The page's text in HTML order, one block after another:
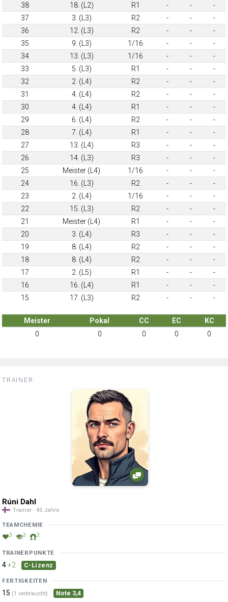
38
18. (L2) R1 - -
-
37
3. (L3) R2 - -
-
36
12. (L3) R2 - -
-
35
9. (L3) 1/16 - -
-
34
13. (L3) 1/16 - -
-
33
5. (L3) R1 - -
-
32
2. (L4) R2 - -
-
31
4. (L4) R2 - -
-
30
4. (L4) R1 - -
-
29
6. (L4) R2 - -
-
28
7. (L4) R1 - -
-
27
13. (L4) R3 - -
-
26
14. (L3) R3 - -
-
25
Meister (L4) 1/16 - -
-
24
16. (L3) R2 - -
-
23
2. (L4) 1/16 - -
-
22
15. (L3) R2 - -
-
21
Meister (L4) R1 - -
-
20
3. (L4) R3 - -
-
19
8. (L4) R2 - -
-
18
8. (L4) R2 - -
-
17
2. (L5) R1 - -
-
16
16. (L4) R1 - -
-
15
17. (L3) R2 - - -
Meister Pokal CC EC
KC
0
0 0 0 0
TRAINER:
Rúni Dahl
Trainer · 45 Jahre
TEAMCHEMIE
3 3 3
TRAINERPUNKTE
4+2 C-Lizenz
FERTIGKEITEN
15 (1 verbraucht) Note 3,4